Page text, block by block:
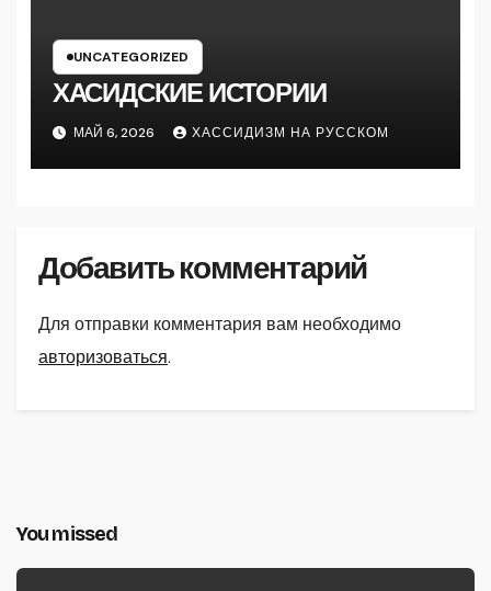
UNCATEGORIZED
ХАСИДСКИЕ ИСТОРИИ
МАЙ 6, 2026 ХАССИДИЗМ НА РУССКОМ
Добавить комментарий
Для отправки комментария вам необходимо
авторизоваться.
You missed